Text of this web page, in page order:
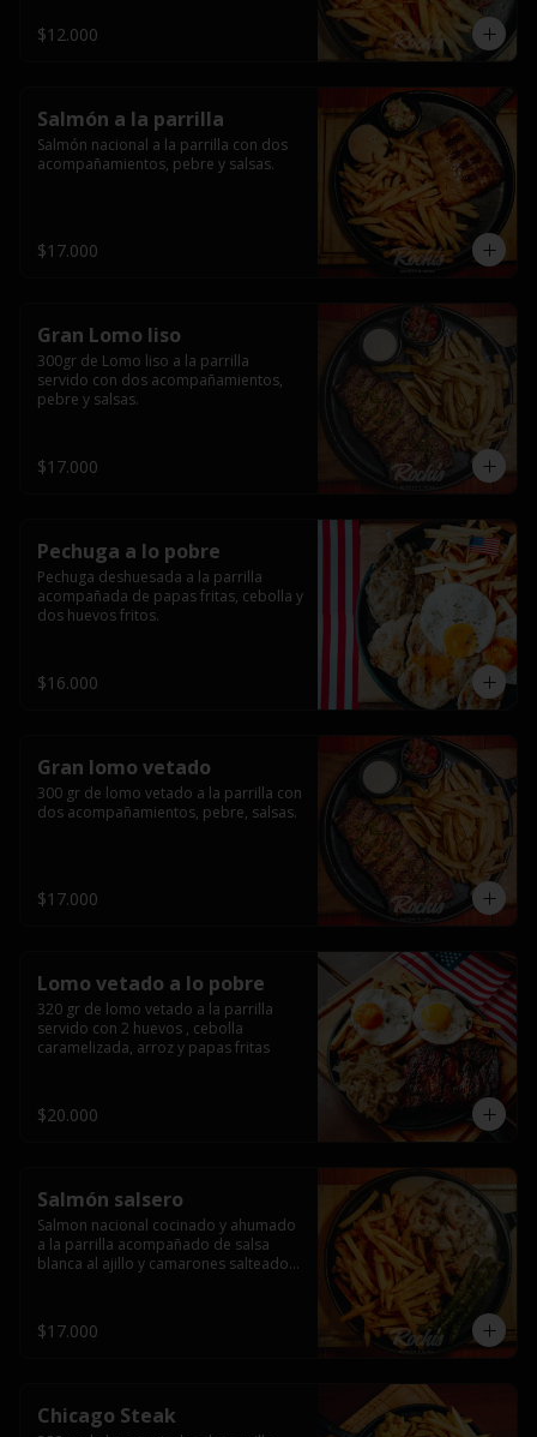
$12.000
Salmón a la parrilla
Salmón nacional a la parrilla con dos
acompañamientos, pebre y salsas.
$17.000
Gran Lomo liso
300gr de Lomo liso a la parrilla
servido con dos acompañamientos,
pebre y salsas.
$17.000
Pechuga a lo pobre
Pechuga deshuesada a la parrilla
acompañada de papas fritas, cebolla y
dos huevos fritos.
$16.000
Gran lomo vetado
300 gr de lomo vetado a la parrilla con
dos acompañamientos, pebre, salsas.
$17.000
Lomo vetado a lo pobre
320 gr de lomo vetado a la parrilla
servido con 2 huevos , cebolla
caramelizada, arroz y papas fritas
$20.000
Salmón salsero
Salmon nacional cocinado y ahumado
a la parrilla acompañado de salsa
blanca al ajillo y camarones salteados,
$17.000
Chicago Steak